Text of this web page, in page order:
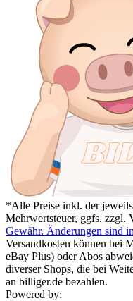
*Alle Preise inkl. der
Mehrwertsteuer, ggfs. zzgl.
Gewähr. Änderungen sind
Versandkosten können bei
eBay Plus) oder Abos
diverser Shops, die bei
an billiger.de bezahlen.
Powered by: